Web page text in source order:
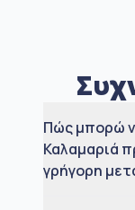
Πώς μπορώ
Καλαμαριά
γρήγορη